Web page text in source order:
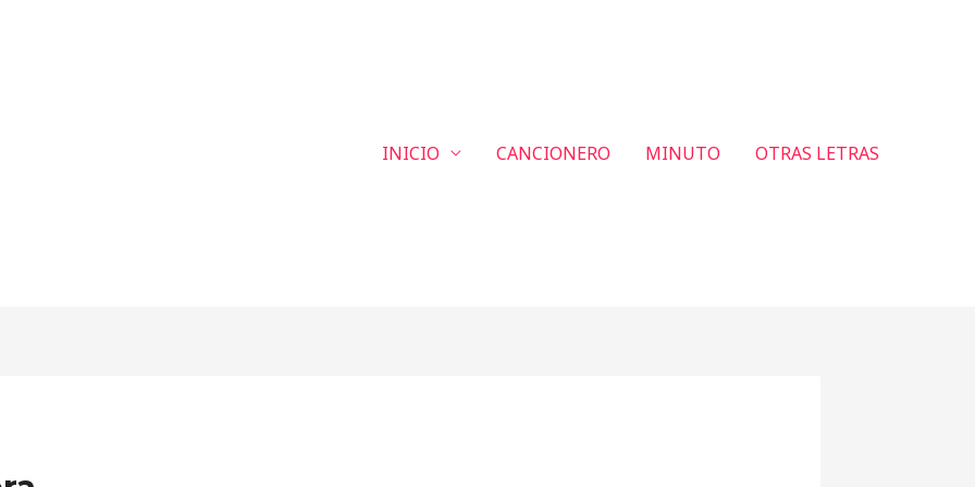
INICIO CANCIONERO MINUTO OTRAS LETRAS